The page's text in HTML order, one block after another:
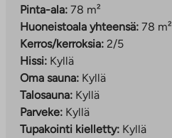
Pinta-ala: 78 m²
Huoneistoala yhteensä: 78 m²
Kerros/kerroksia: 2/5
Hissi: Kyllä
Oma sauna: Kyllä
Talosauna: Kyllä
Parveke: Kyllä
Tupakointi kielletty: Kyllä